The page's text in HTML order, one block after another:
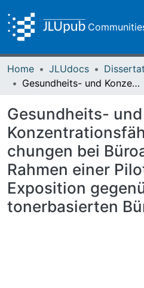
Home JLUdocs
Gesundheits- und Konzentrationsfähigkeitsuntersuchungen bei Büroangestellten im Rahmen einer Pilotstudie zu Exposition gegenüber tonerbasierten Bürogeräten
Gesundheits- und
chungen bei
Rahmen einer
Exposition
tonerbasierten